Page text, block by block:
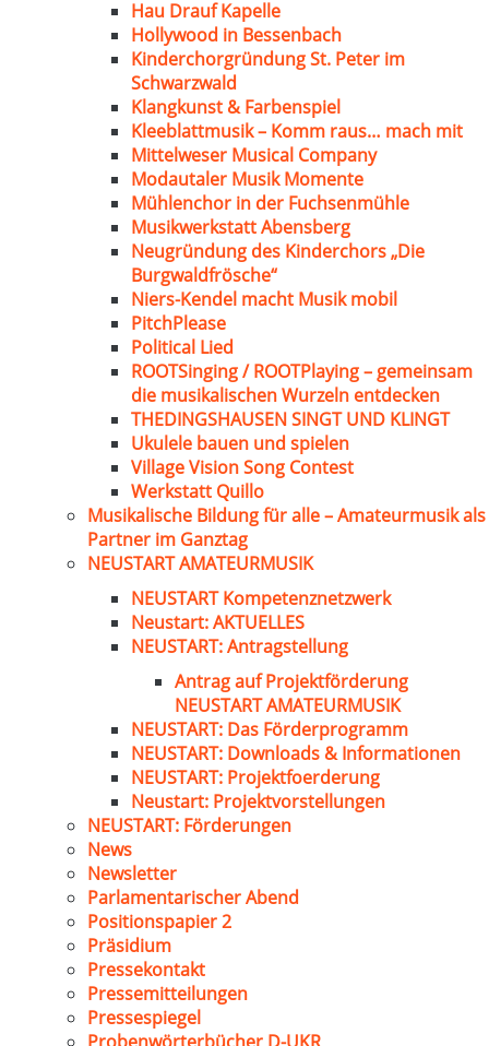
Hau Drauf Kapelle
Hollywood in Bessenbach
Kinderchorgründung St. Peter im
Schwarzwald
Klangkunst & Farbenspiel
Kleeblattmusik – Komm raus… mach mit
Mittelweser Musical Company
Modautaler Musik Momente
Mühlenchor in der Fuchsenmühle
Musikwerkstatt Abensberg
Neugründung des Kinderchors „Die
Burgwaldfrösche“
Niers-Kendel macht Musik mobil
PitchPlease
Political Lied
ROOTSinging / ROOTPlaying – gemeinsam
die musikalischen Wurzeln entdecken
THEDINGSHAUSEN SINGT UND KLINGT
Ukulele bauen und spielen
Village Vision Song Contest
Werkstatt Quillo
Musikalische Bildung für alle – Amateurmusik als
Partner im Ganztag
NEUSTART AMATEURMUSIK
NEUSTART Kompetenznetzwerk
Neustart: AKTUELLES
NEUSTART: Antragstellung
Antrag auf Projektförderung
NEUSTART AMATEURMUSIK
NEUSTART: Das Förderprogramm
NEUSTART: Downloads & Informationen
NEUSTART: Projektfoerderung
Neustart: Projektvorstellungen
NEUSTART: Förderungen
News
Newsletter
Parlamentarischer Abend
Positionspapier 2
Präsidium
Pressekontakt
Pressemitteilungen
Pressespiegel